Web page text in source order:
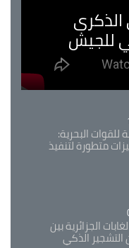
للجيش
البحرية:
متطورة لتنفيذ
الجزائرية بين
الذكي